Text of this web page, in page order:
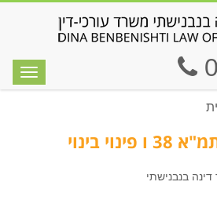
בינוי
דינה בנבנישתי